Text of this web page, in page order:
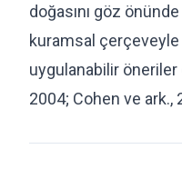
doğasını göz
kuramsal
uygulanabilir
2004; Cohen ve ark.,